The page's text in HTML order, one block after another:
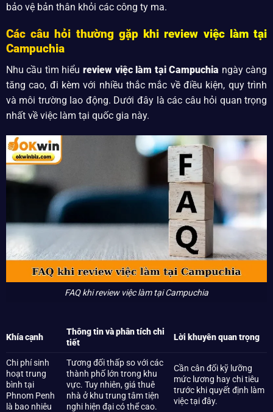
bảo vệ bản thân khỏi các công ty ma.
Các câu hỏi thường gặp khi review việc làm tại
Campuchia
Nhu cầu tìm hiểu review việc làm tại Campuchia ngày càng
tăng cao, đi kèm với nhiều thắc mắc về điều kiện, quy trình
và môi trường lao động. Dưới đây là các câu hỏi quan trọng
nhất về việc làm tại quốc gia này.
FAQ khi review việc làm tại Campuchia
Khía cạnh
Thông tin và phân tích chi
tiết
Lời khuyên quan trọng
Chi phí sinh
hoạt trung
bình tại
Phnom Penh
là bao nhiêu
Tương đối thấp so với các
thành phố lớn trong khu
vực. Tuy nhiên, giá thuê
nhà ở khu trung tâm tiện
nghi hiện đại có thể cao.
Cần cân đối kỹ lưỡng
mức lương hay chi tiêu
trước khi quyết định làm
việc tại đây.